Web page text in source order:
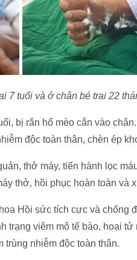
7 tuổi và ở chân bé trai 22
bị rắn hổ mèo cắn vào
độc toàn thân, chèn ép
thở máy, tiến hành lọc
thở, hồi phục hoàn toàn và
Hồi sức tích cực và chống
trạng viêm mô tế bào, hoại
trùng nhiễm độc toàn thân.